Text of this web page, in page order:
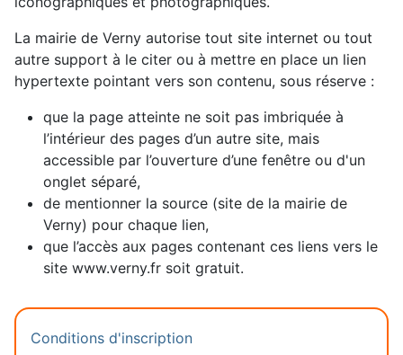
La mairie de Verny autorise tout site internet ou tout
autre support à le citer ou à mettre en place un lien
hypertexte pointant vers son contenu, sous réserve :
que la page atteinte ne soit pas imbriquée à
l’intérieur des pages d’un autre site, mais
accessible par l’ouverture d’une fenêtre ou d'un
onglet séparé,
de mentionner la source (site de la mairie de
Verny) pour chaque lien,
que l’accès aux pages contenant ces liens vers le
site www.verny.fr soit gratuit.
Conditions d'inscription